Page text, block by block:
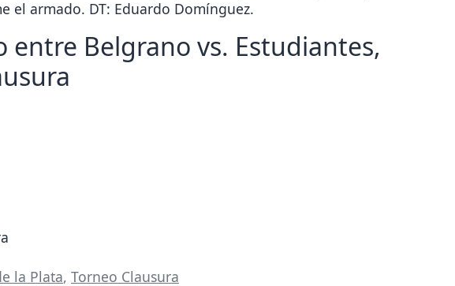
el armado. DT: Eduardo Domínguez.
entre Belgrano vs. Estudiantes,
la Plata, Torneo Clausura